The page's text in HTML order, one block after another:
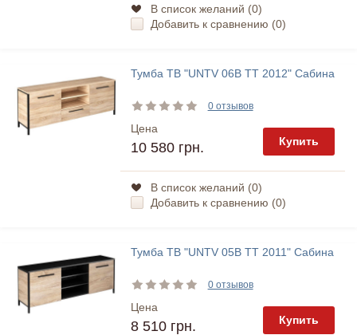
В список желаний (0)
Добавить к сравнению (0)
Тумба ТВ "UNTV 06В TT 2012" Сабина
0 отзывов
Цена
10 580 грн. Купить
В список желаний (0)
Добавить к сравнению (0)
Тумба ТВ "UNTV 05В TT 2011" Сабина
0 отзывов
Цена
8 510 грн. Купить